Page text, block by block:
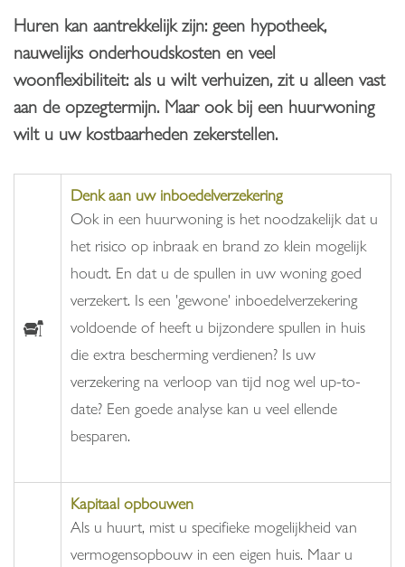
Huren kan aantrekkelijk zijn: geen hypotheek,
nauwelijks onderhoudskosten en veel
woonflexibiliteit: als u wilt verhuizen, zit u alleen vast
aan de opzegtermijn. Maar ook bij een huurwoning
wilt u uw kostbaarheden zekerstellen.
Denk aan uw inboedelverzekering
Ook in een huurwoning is het noodzakelijk dat u
het risico op inbraak en brand zo klein mogelijk
houdt. En dat u de spullen in uw woning goed
verzekert. Is een 'gewone' inboedelverzekering
voldoende of heeft u bijzondere spullen in huis
die extra bescherming verdienen? Is uw
verzekering na verloop van tijd nog wel up-to-
date? Een goede analyse kan u veel ellende
besparen.
Kapitaal opbouwen
Als u huurt, mist u specifieke mogelijkheid van
vermogensopbouw in een eigen huis. Maar u